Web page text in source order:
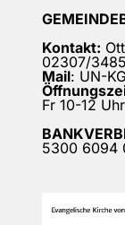
Kontakt:
02307/3485
Mail: UN-
Fr 10-12 Uhr
5300 6094